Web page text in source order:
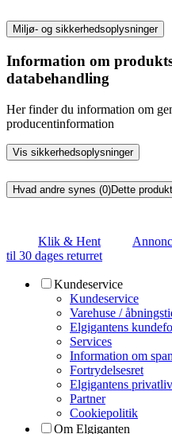
Miljø- og sikkerhedsoplysninger
Information om
databehandling
Her finder du information om
producentinformation
Vis sikkerhedsoplysninger
Hvad andre synes (0)Dette
Klik & Hent
til 30 dages returret
Kundeservice
Kundeservice
Varehuse /
Elgigantens
Services
Information om
Fortrydelsesret
Elgigantens
Partner
Cookiepolitik
Om Elgiganten